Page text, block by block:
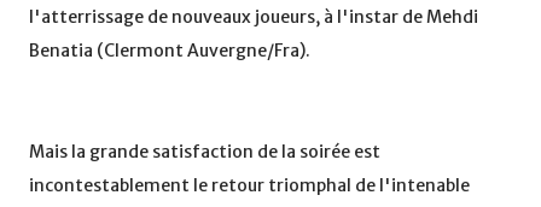
l'atterrissage de nouveaux joueurs, à l'instar de Mehdi
Benatia (Clermont Auvergne/Fra).
Mais la grande satisfaction de la soirée est
incontestablement le retour triomphal de l'intenable